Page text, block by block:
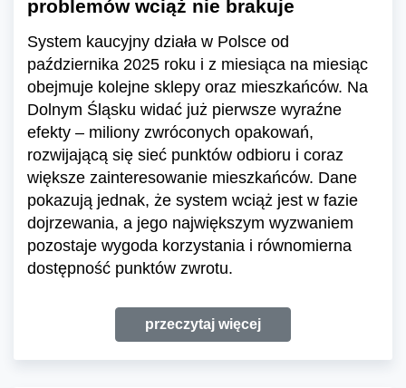
problemów wciąż nie brakuje
System kaucyjny działa w Polsce od
października 2025 roku i z miesiąca na miesiąc
obejmuje kolejne sklepy oraz mieszkańców. Na
Dolnym Śląsku widać już pierwsze wyraźne
efekty – miliony zwróconych opakowań,
rozwijającą się sieć punktów odbioru i coraz
większe zainteresowanie mieszkańców. Dane
pokazują jednak, że system wciąż jest w fazie
dojrzewania, a jego największym wyzwaniem
pozostaje wygoda korzystania i równomierna
dostępność punktów zwrotu.
przeczytaj więcej